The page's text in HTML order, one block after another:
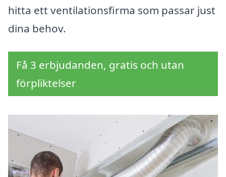
hitta ett ventilationsfirma som passar just
dina behov.
Få 3 erbjudanden, gratis och utan
förpliktelser